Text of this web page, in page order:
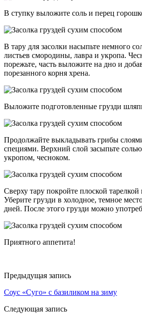
В ступку выложите соль и перец
В тару для засолки насыпьте немного
листьев смородины, лавра и укропа.
порежьте, часть выложите на дно и
порезанного корня хрена.
Выложите подготовленные грузди
Продолжайте выкладывать грибы
специями. Верхний слой засыпьте
укропом, чесноком.
Сверху тару покройте плоской тарелкой
Уберите грузди в холодное, темное
дней. После этого грузди можно
Приятного аппетита!
Предыдущая запись
Соус «Суго» с базиликом на зиму
Следующая запись